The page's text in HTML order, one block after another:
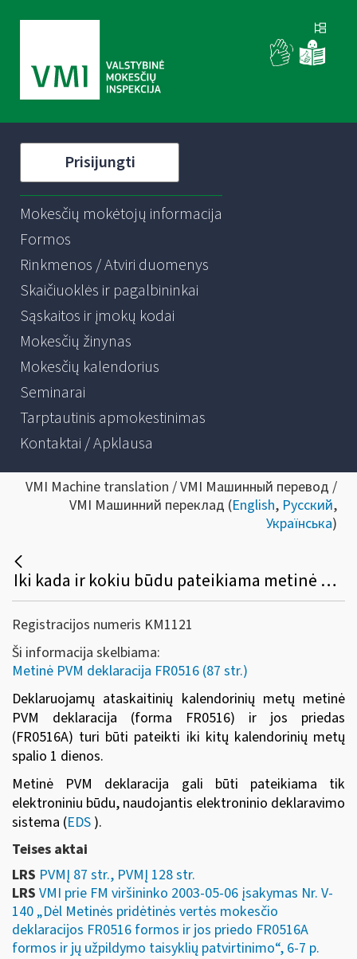
Prisijungti
Mokesčių mokėtojų informacija
Formos
Rinkmenos / Atviri duomenys
Skaičiuoklės ir pagalbininkai
Sąskaitos ir įmokų kodai
Mokesčių žinynas
Mokesčių kalendorius
Seminarai
Tarptautinis apmokestinimas
Kontaktai / Apklausa
VMI Machine translation / VMI Машинный перевод /
VMI Машинний переклад (English, Русский,
Українська)
Iki kada ir kokiu būdu pateikiama metinė PVM deklaracija (FR0516) ir jos priedas (FR0516A)?
Registracijos numeris KM1121
Ši informacija skelbiama:
Metinė PVM deklaracija FR0516 (87 str.)
Deklaruojamų ataskaitinių kalendorinių metų metinė
PVM deklaracija (forma FR0516) ir jos priedas
(FR0516A) turi būti pateikti iki kitų kalendorinių metų
spalio 1 dienos.
Metinė PVM deklaracija gali būti pateikiama tik
elektroniniu būdu, naudojantis elektroninio deklaravimo
sistema (EDS ).
Teises aktai
LRS PVMĮ 87 str., PVMĮ 128 str.
LRS VMI prie FM viršininko 2003-05-06 įsakymas Nr. V-
140 „Dėl Metinės pridėtinės vertės mokesčio
deklaracijos FR0516 formos ir jos priedo FR0516A
formos ir jų užpildymo taisyklių patvirtinimo“, 6-7 p.